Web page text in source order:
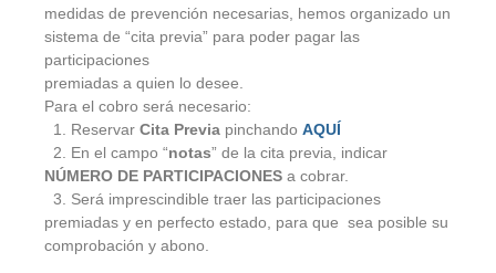
medidas de prevención necesarias, hemos organizado un
sistema de “cita previa” para poder pagar las
participaciones
premiadas a quien lo desee.
Para el cobro será necesario:
1. Reservar Cita Previa pinchando AQUÍ
2. En el campo “notas” de la cita previa, indicar
NÚMERO DE PARTICIPACIONES a cobrar.
3. Será imprescindible traer las participaciones
premiadas y en perfecto estado, para que sea posible su
comprobación y abono.